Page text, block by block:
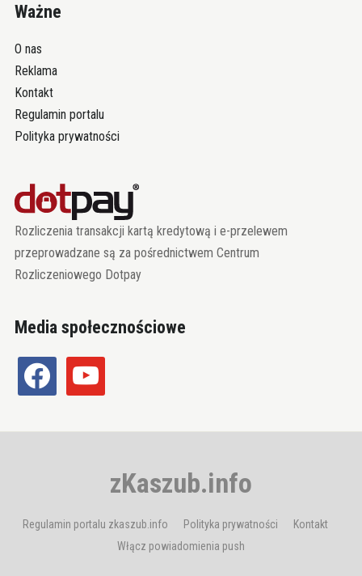
Ważne
O nas
Reklama
Kontakt
Regulamin portalu
Polityka prywatności
Rozliczenia transakcji kartą kredytową i e-przelewem
przeprowadzane są za pośrednictwem Centrum
Rozliczeniowego Dotpay
Media społecznościowe
facebook youtube
zKaszub.info
Regulamin portalu zkaszub.info Polityka prywatności
Kontakt
Włącz powiadomienia push